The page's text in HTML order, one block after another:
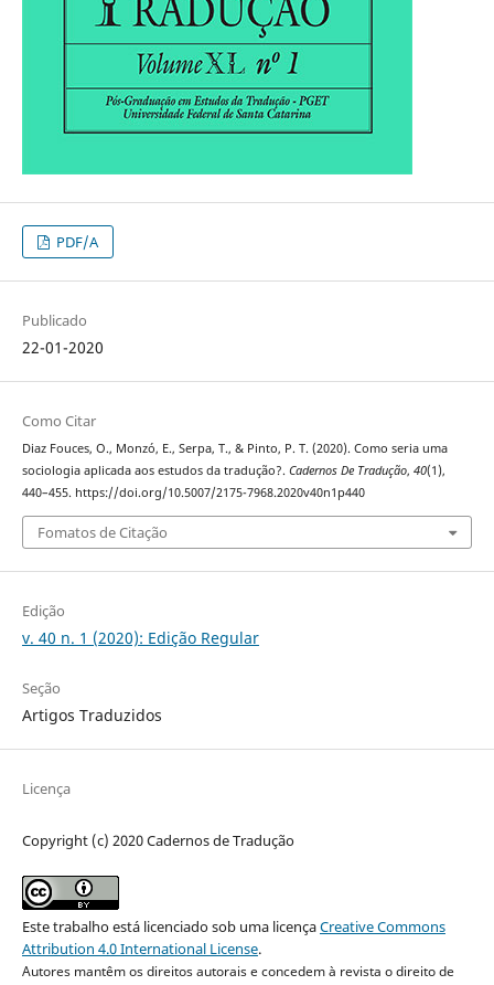
PDF/A
Publicado
22-01-2020
Como Citar
Diaz Fouces, O., Monzó, E., Serpa, T., & Pinto, P. T. (2020). Como seria uma
sociologia aplicada aos estudos da tradução?. Cadernos De Tradução, 40(1),
440–455. https://doi.org/10.5007/2175-7968.2020v40n1p440
Fomatos de Citação
Edição
v. 40 n. 1 (2020): Edição Regular
Seção
Artigos Traduzidos
Licença
Copyright (c) 2020 Cadernos de Tradução
Este trabalho está licenciado sob uma licençaCreative Commons
Attribution 4.0 International License.
Autores mantêm os direitos autorais e concedem à revista o direito de